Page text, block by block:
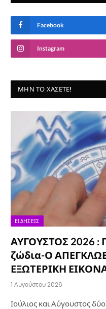
Facebook
Instagram
ΜΗΝ ΤΟ ΧΆΣΕΤΕ!
ΕΙΔΉΣΕΙΣ
ΑΥΓΟΥΣΤΟΣ 2026 :
ζώδια-Ο
ΕΞΩΤΕΡΙΚΗ
1 Αυγούστου 2026
Ιούλιος και Αύγουστος